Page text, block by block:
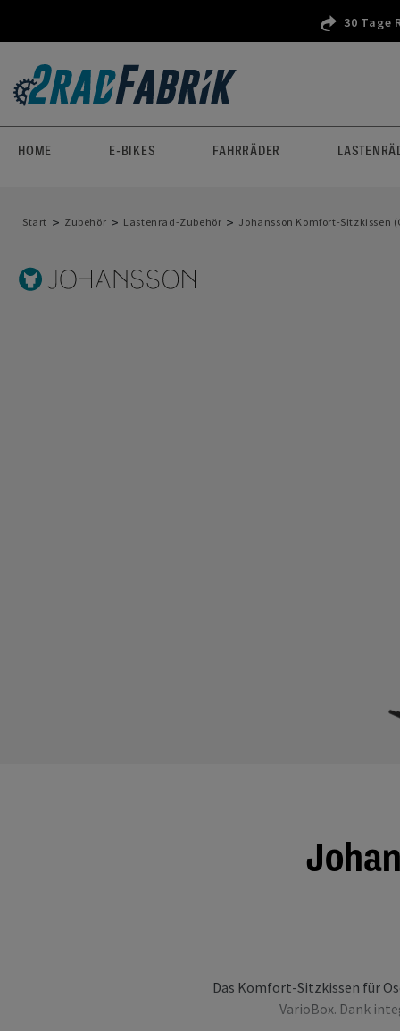
30 Tage
HOME E-BIKES FAHRRÄDER
Start > Zubehör > Lastenrad-Zubehör > Johansson Komfort-Sitzkissen
Das Komfort-Sitzkissen für
VarioBox. Dank